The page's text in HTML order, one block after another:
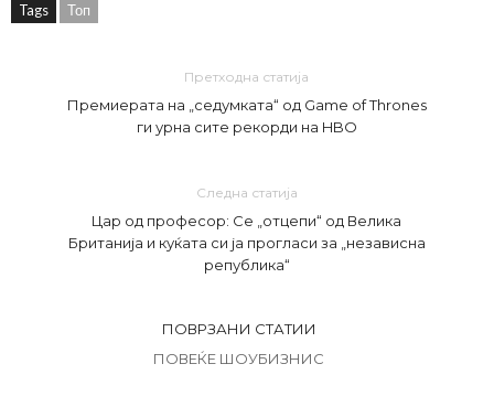
Tags Топ
Претходна статија
Премиерата на „седумката“ од Game of Thrones
ги урна сите рекорди на HBO
Следна статија
Цар од професор: Се „отцепи“ од Велика
Британија и куќата си ја прогласи за „независна
република“
ПОВРЗАНИ СТАТИИ
ПОВЕЌЕ ШОУБИЗНИС